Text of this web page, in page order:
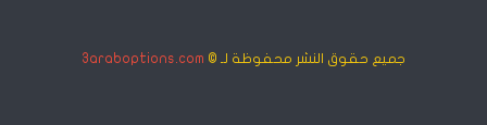
جميع حقوق النشر محفوظة لـ © 3araboptions.com